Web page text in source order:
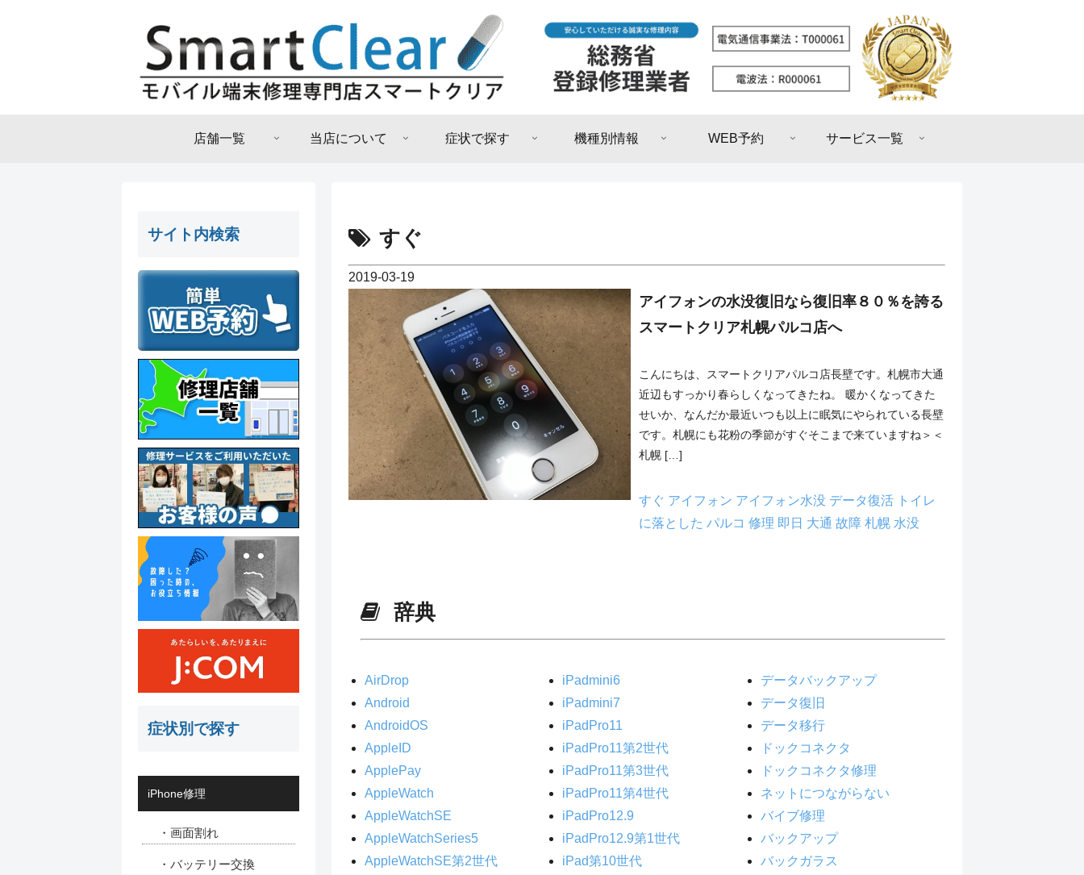
店舗一覧 当店について 症状で探す 機種別情報 WEB予約 サービス一覧
すぐ
2019-03-19
アイフォンの水没復旧なら復旧率８０％を誇る
スマートクリア札幌パルコ店へ
こんにちは、スマートクリアパルコ店長壁です。札幌市大通
近辺もすっかり春らしくなってきたね。 暖かくなってきた
せいか、なんだか最近いつも以上に眠気にやられている長壁
です。札幌にも花粉の季節がすぐそこまで来ていますね＞＜
札幌 […]
すぐ アイフォン アイフォン水没 データ復活 トイレ
に落とした パルコ 修理 即日 大通 故障 札幌 水没
辞典
AirDrop
Android
AndroidOS
AppleID
ApplePay
AppleWatch
AppleWatchSE
AppleWatchSeries5
AppleWatchSE第2世代
iPadmini6
iPadmini7
iPadPro11
iPadPro11第2世代
iPadPro11第3世代
iPadPro11第4世代
iPadPro12.9
iPadPro12.9第1世代
iPad第10世代
データバックアップ
データ復旧
データ移行
ドックコネクタ
ドックコネクタ修理
ネットにつながらない
バイブ修理
バックアップ
バックガラス
サイト内検索
症状別で探す
iPhone修理
・画面割れ
・バッテリー交換